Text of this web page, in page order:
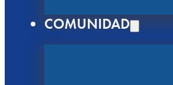
COMUNIDAD